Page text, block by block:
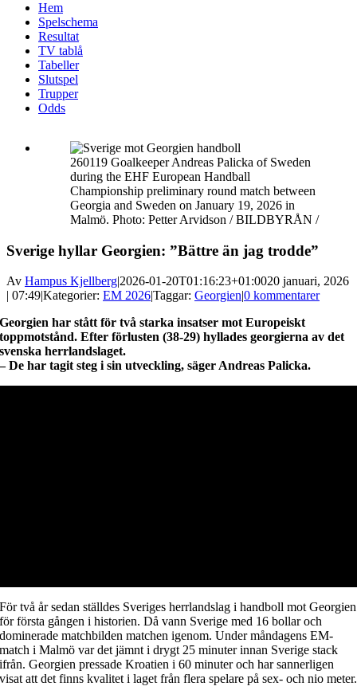
Hem
Spelschema
Resultat
TV tablå
Tabeller
Slutspel
Trupper
Odds
260119 Goalkeeper Andreas Palicka of Sweden
during the EHF European Handball
Championship preliminary round match between
Georgia and Sweden on January 19, 2026 in
Malmö. Photo: Petter Arvidson / BILDBYRÅN /
Sverige hyllar Georgien: ”Bättre än jag trodde”
Av Hampus Kjellberg|2026-01-20T01:16:23+01:0020 januari, 2026
| 07:49|Kategorier: EM 2026|Taggar: Georgien|0 kommentarer
Georgien har stått för två starka insatser mot Europeiskt
toppmotstånd. Efter förlusten (38-29) hyllades georgierna av det
svenska herrlandslaget.
– De har tagit steg i sin utveckling, säger Andreas Palicka.
För två år sedan ställdes Sveriges herrlandslag i handboll mot Georgien
för första gången i historien. Då vann Sverige med 16 bollar och
dominerade matchbilden matchen igenom. Under måndagens EM-
match i Malmö var det jämnt i drygt 25 minuter innan Sverige stack
ifrån. Georgien pressade Kroatien i 60 minuter och har sannerligen
visat att det finns kvalitet i laget från flera spelare på sex- och nio meter.